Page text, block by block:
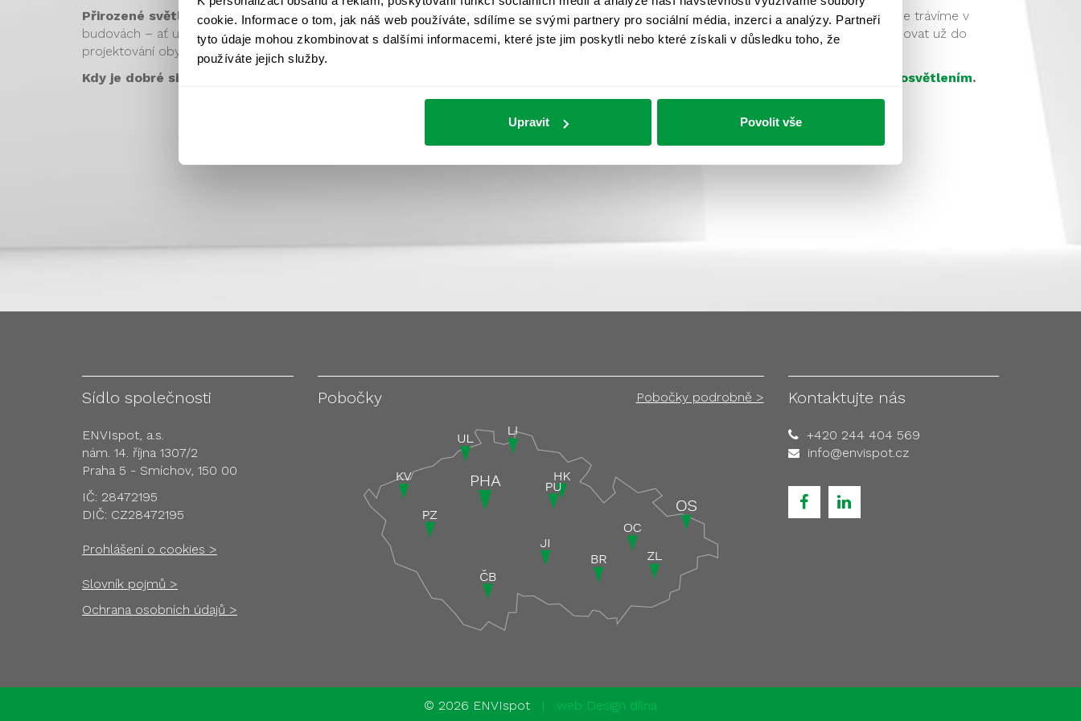
cookie. Informace o tom, jak náš web používáte, sdílíme se svými partnery pro sociální média, inzerci a analýzy. Partneři
tyto údaje mohou zkombinovat s dalšími informacemi, které jste jim poskytli nebo které získali v důsledku toho, že
používáte jejich služby.
Upravit Povolit vše
Přirozené světlo a sluneční doteky jsou totiž pro lidský organismus i zdravou psychiku naprosto nezbytné. Podstatnou část dne trávíme v
budovách – ať už v práci nebo doma – proto problematiku dostatečného proslunění/zastínění a denního osvětlení musíme vědomě zahrnovat už do
projektování obytných staveb.
Kdy je dobré si nechat provést výpočet osvětlení odborníkem, si můžete přečíst v článku, který se zabývá
vhodným denním osvětlením.
Sídlo společnosti
ENVIspot, a.s.
nám. 14. října 1307/2
Praha 5 - Smíchov, 150 00
IČ: 28472195
DIČ: CZ28472195
Prohlášení o cookies >
Slovník pojmů >
Ochrana osobních údajů >
Pobočky Pobočky podrobně > Kontaktujte nás
+420 244 404 569
info@envispot.cz
© 2026 ENVIspot | web Design dílna